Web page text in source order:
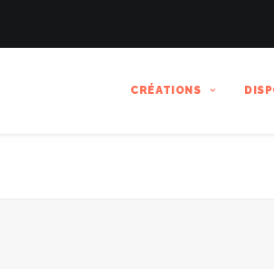
CRÉATIONS